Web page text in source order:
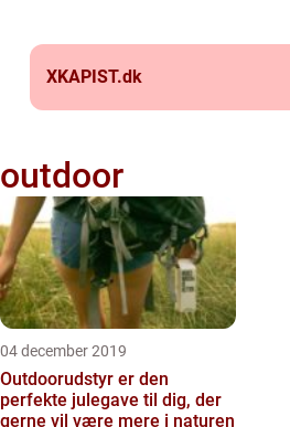
XKAPIST.dk
outdoor
04 december 2019
Outdoorudstyr er den
perfekte julegave til dig, der
gerne vil være mere i naturen